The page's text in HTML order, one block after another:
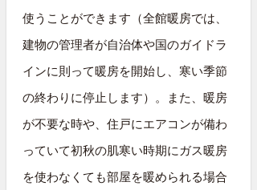
使うことができます（全館暖房では、
建物の管理者が自治体や国のガイドラ
インに則って暖房を開始し、寒い季節
の終わりに停止します）。また、暖房
が不要な時や、住戸にエアコンが備わ
っていて初秋の肌寒い時期にガス暖房
を使わなくても部屋を暖められる場合